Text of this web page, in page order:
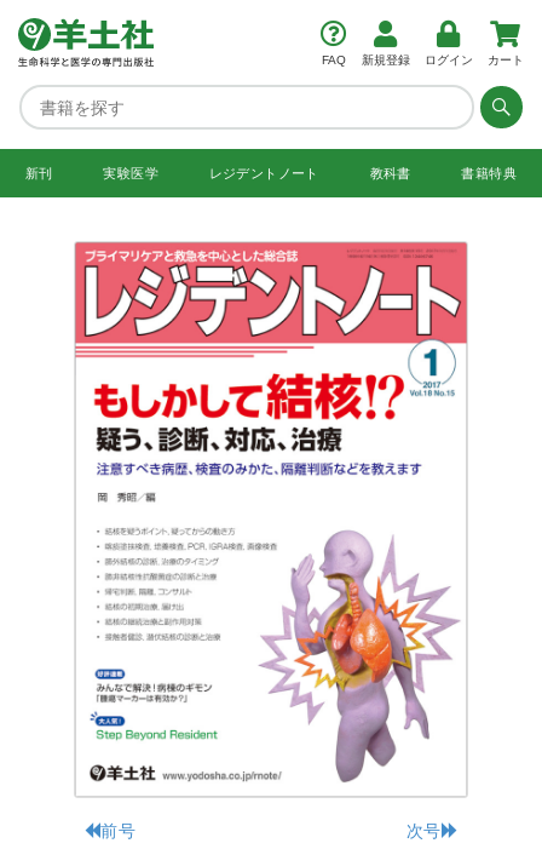
FAQ 新規登録 ログイン カート
新刊 実験医学 レジデント ノート 教科書 書籍特典
前号 次号